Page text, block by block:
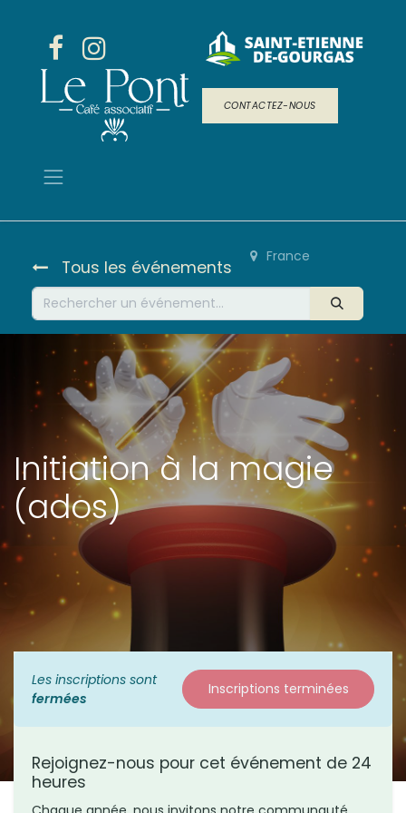
CONTACTEZ-NOUS
Tous les événements
France
Initiation à la magie
(ados)
Les inscriptions sont
fermées
Inscriptions terminées
Rejoignez-nous pour cet événement de 24
heures